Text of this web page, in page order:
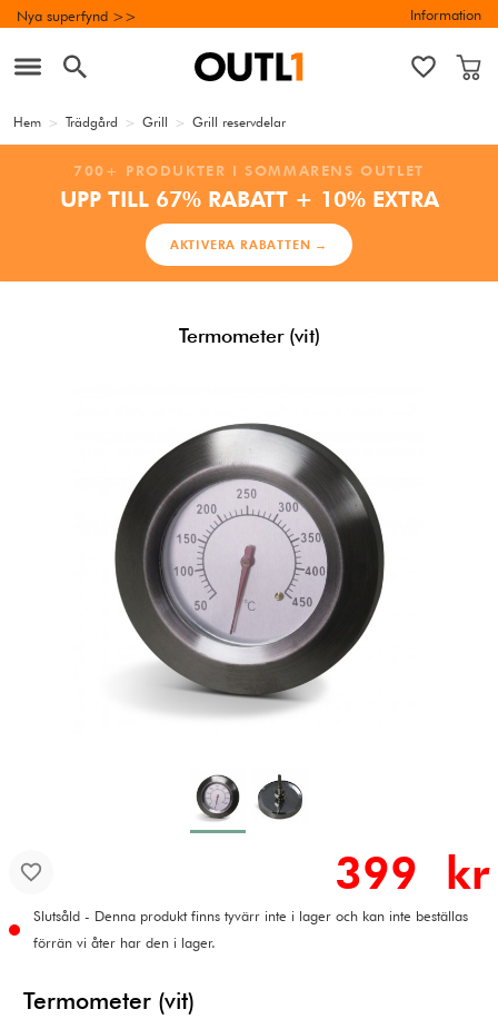
Nya superfynd >> Information
Hem > Trädgård > Grill > Grill reservdelar
700+ PRODUKTER I SOMMARENS OUTLET
UPP TILL 67% RABATT + 10% EXTRA
AKTIVERA RABATTEN →
Termometer (vit)
399 kr
Slutsåld - Denna produkt finns tyvärr inte i lager och kan inte beställas
förrän vi åter har den i lager.
Termometer (vit)